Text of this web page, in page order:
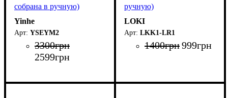
собрана в ручную)
Yinhe
YSEYM2
3300грн
2599грн
ручную)
LOKI
LKK1-LR1
1400грн999грн